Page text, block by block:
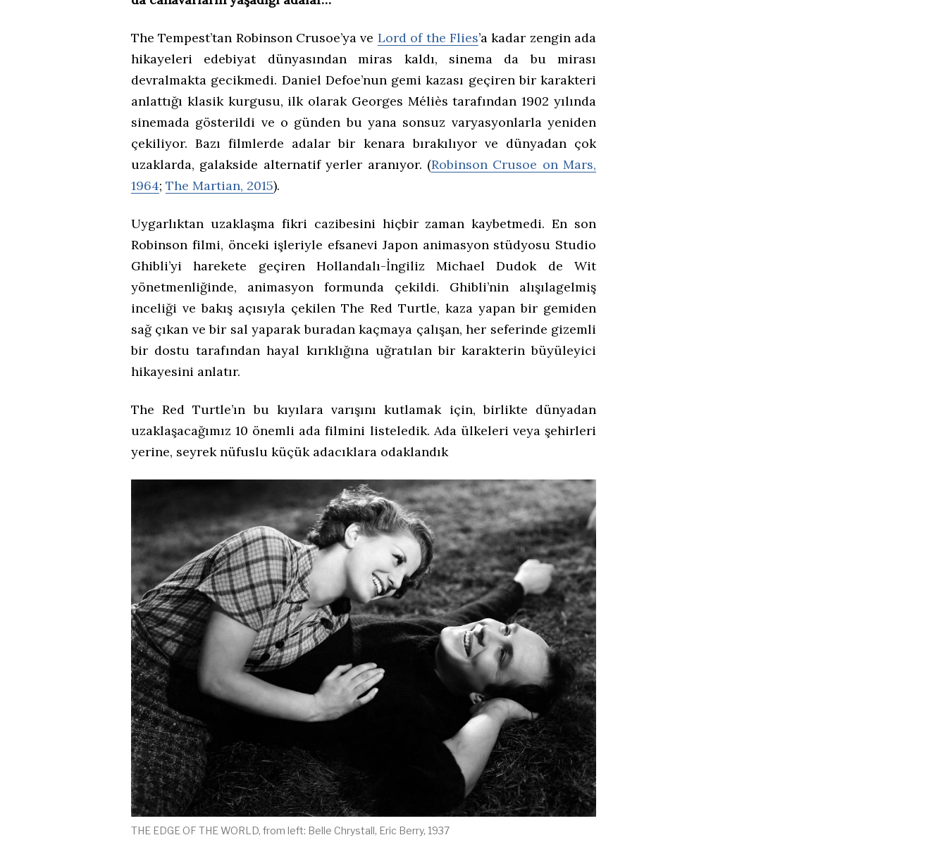
The Tempest’tan Robinson Crusoe’ya ve Lord of the Flies’a kadar zengin ada
hikayeleri edebiyat dünyasından miras kaldı, sinema da bu mirası
devralmakta gecikmedi. Daniel Defoe’nun gemi kazası geçiren bir karakteri
anlattığı klasik kurgusu, ilk olarak Georges Méliès tarafından 1902 yılında
sinemada gösterildi ve o günden bu yana sonsuz varyasyonlarla yeniden
çekiliyor. Bazı filmlerde adalar bir kenara bırakılıyor ve dünyadan çok
uzaklarda, galakside alternatif yerler aranıyor. (Robinson Crusoe on Mars,
1964; The Martian, 2015).
Uygarlıktan uzaklaşma fikri cazibesini hiçbir zaman kaybetmedi. En son
Robinson filmi, önceki işleriyle efsanevi Japon animasyon stüdyosu Studio
Ghibli’yi harekete geçiren Hollandalı-İngiliz Michael Dudok de Wit
yönetmenliğinde, animasyon formunda çekildi. Ghibli’nin alışılagelmiş
inceliği ve bakış açısıyla çekilen The Red Turtle, kaza yapan bir gemiden
sağ çıkan ve bir sal yaparak buradan kaçmaya çalışan, her seferinde gizemli
bir dostu tarafından hayal kırıklığına uğratılan bir karakterin büyüleyici
hikayesini anlatır.
The Red Turtle’ın bu kıyılara varışını kutlamak için, birlikte dünyadan
uzaklaşacağımız 10 önemli ada filmini listeledik. Ada ülkeleri veya şehirleri
yerine, seyrek nüfuslu küçük adacıklara odaklandık
THE EDGE OF THE WORLD, from left: Belle Chrystall, Eric Berry, 1937